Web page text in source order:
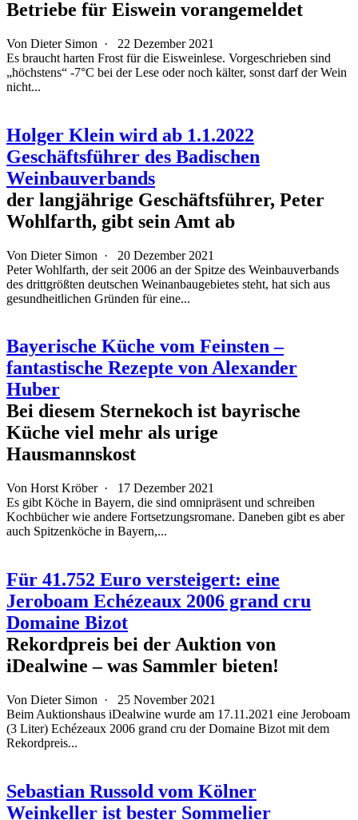
Betriebe für Eiswein vorangemeldet
Von Dieter Simon · 22 Dezember 2021
Es braucht harten Frost für die Eisweinlese. Vorgeschrieben sind
„höchstens“ -7°C bei der Lese oder noch kälter, sonst darf der Wein
nicht...
Holger Klein wird ab 1.1.2022
Geschäftsführer des Badischen
Weinbauverbands
der langjährige Geschäftsführer, Peter
Wohlfarth, gibt sein Amt ab
Von Dieter Simon · 20 Dezember 2021
Peter Wohlfarth, der seit 2006 an der Spitze des Weinbauverbands
des drittgrößten deutschen Weinanbaugebietes steht, hat sich aus
gesundheitlichen Gründen für eine...
Bayerische Küche vom Feinsten –
fantastische Rezepte von Alexander
Huber
Bei diesem Sternekoch ist bayrische
Küche viel mehr als urige
Hausmannskost
Von Horst Kröber ·
17 Dezember 2021
Es gibt Köche in Bayern, die sind omnipräsent und schreiben
Kochbücher wie andere Fortsetzungsromane. Daneben gibt es aber
auch Spitzenköche in Bayern,...
Für 41.752 Euro versteigert: eine
Jeroboam Echézeaux 2006 grand cru
Domaine Bizot
Rekordpreis bei der Auktion von
iDealwine – was Sammler bieten!
Von Dieter Simon · 25 November 2021
Beim Auktionshaus iDealwine wurde am 17.11.2021 eine Jeroboam
(3 Liter) Echézeaux 2006 grand cru der Domaine Bizot mit dem
Rekordpreis...
Sebastian Russold vom Kölner
Weinkeller ist bester Sommelier